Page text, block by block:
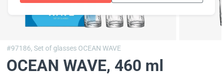
#97186,Set of glasses OCEAN WAVE
OCEAN WAVE, 460 ml